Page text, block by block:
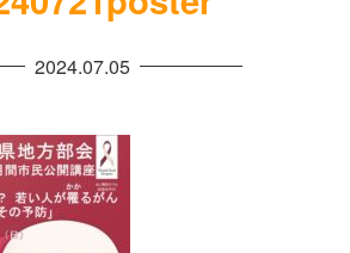
2024.07.05